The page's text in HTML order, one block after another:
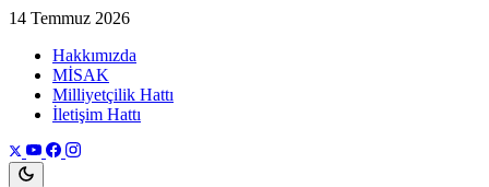
14 Temmuz 2026
Hakkımızda
MİSAK
Milliyetçilik Hattı
İletişim Hattı